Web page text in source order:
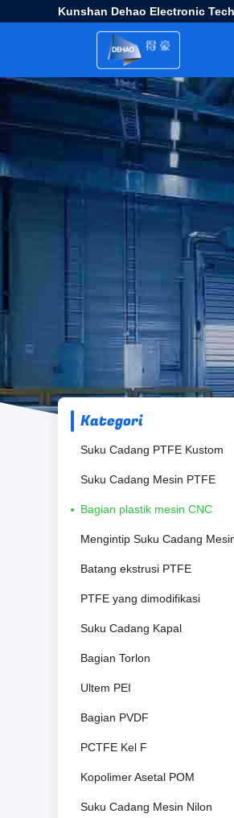
Kunshan Dehao Electronic
Kategori
Suku Cadang PTFE Kustom
Suku Cadang Mesin PTFE
Bagian plastik mesin CNC
Mengintip Suku Cadang
Batang ekstrusi PTFE
PTFE yang dimodifikasi
Suku Cadang Kapal
Bagian Torlon
Ultem PEI
Bagian PVDF
PCTFE Kel F
Kopolimer Asetal POM
Suku Cadang Mesin Nilon